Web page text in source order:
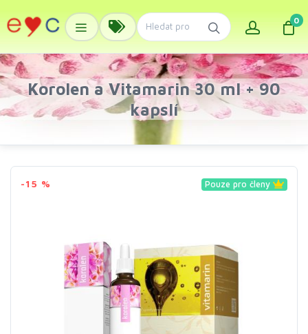
0
Korolen a Vitamarin 30 ml + 90
kapslí
-15 % Pouze pro členy